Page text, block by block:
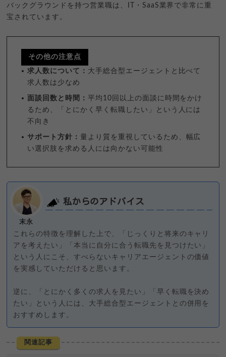
バックグラウンドを持つ営業職は、IT・SaaS業界で非常に重
宝されています。
その他の注意点
求人数について： 大手総合型エージェントと比べて
求人数は少なめ
面談回数と時間：平均10回以上の面談に時間をかけ
るため、「とにかく早く転職したい」という人には
不向き
サポート方針：量より質を重視しているため、幅広
い選択肢を求める人には向かない可能性
末永
私からのアドバイス
これらの特徴を理解した上で、「じっくりと将来のキャリ
アを考えたい」「本当に自分に合う転職先を見つけたい」
という人にこそ、すべらないキャリアエージェントの価値
を実感していただけると思います。
逆に、「とにかく多くの求人を見たい」「早く転職を決め
たい」という人には、大手総合型エージェントとの併用を
おすすめします。
関連記事